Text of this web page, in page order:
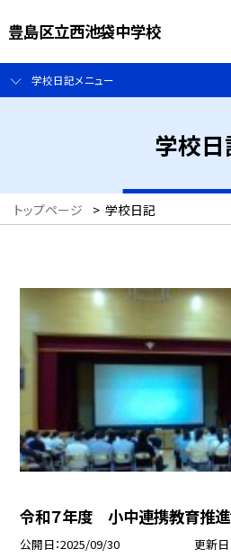
豊島区立西池袋中学校
学校日記メニュー
学校
トップページ > 学校日記
令和７年度 小中連携教育推
公開日 2025/09/30 更新日